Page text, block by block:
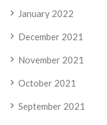
January 2022
December 2021
November 2021
October 2021
September 2021